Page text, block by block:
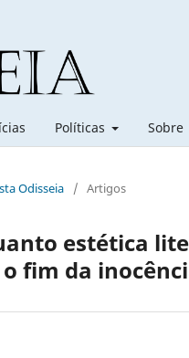
Políticas Sobre
Odisseia / Artigos
estética
o fim da